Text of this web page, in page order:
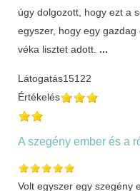
úgy dolgozott, hogy ezt a
egyszer, hogy egy
véka lisztet adott. ...
Látogatás15122
Értékelés
A szegény ember és a
Volt egyszer egy szegény